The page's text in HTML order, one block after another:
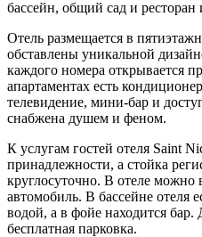
бассейн, общий сад и
Отель размещается в
обставлены уникальной
каждого номера открывается
апартаментах есть
телевидение, мини-бар и
снабжена душем и феном.
К услугам гостей отеля Saint
принадлежности, а стойка
круглосуточно. В отеле можно
автомобиль. В бассейне отеля
водой, а в фойе находится бар.
бесплатная парковка.